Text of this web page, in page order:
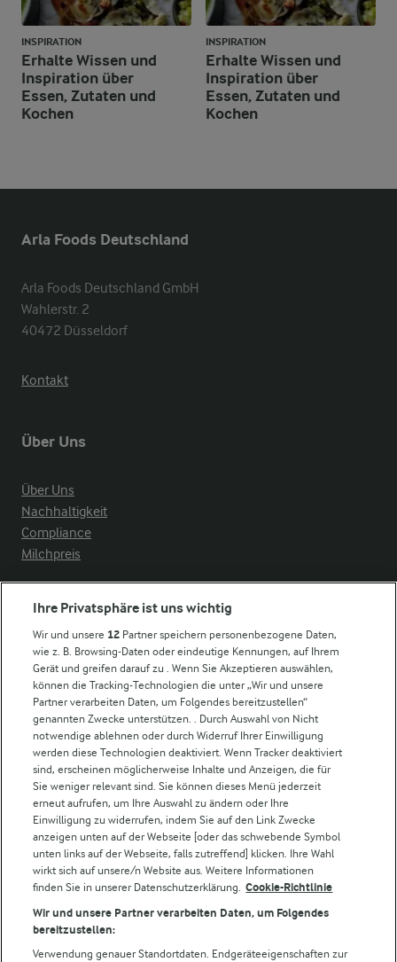
INSPIRATION
Erhalte Wissen und
Inspiration über
Essen, Zutaten und
Kochen
INSPIRATION
Erhalte Wissen und
Inspiration über
Essen, Zutaten und
Kochen
Arla Foods Deutschland
Arla Foods Deutschland GmbH
Wahlerstr. 2
40472 Düsseldorf
Kontakt
Über Uns
Über Uns
Nachhaltigkeit
Compliance
Milchpreis
Weitere Arla Websites
Castello
Lurpak
Arla Pro
Für unsere Landwirt:innen
Folge uns!
Ihre Privatsphäre ist uns wichtig
Wir und unsere 12 Partner speichern personenbezogene Daten,
wie z. B. Browsing-Daten oder eindeutige Kennungen, auf Ihrem
Gerät und greifen darauf zu . Wenn Sie Akzeptieren auswählen,
können die Tracking-Technologien die unter „Wir und unsere
Partner verarbeiten Daten, um Folgendes bereitzustellen“
genannten Zwecke unterstützen. . Durch Auswahl von Nicht
notwendige ablehnen oder durch Widerruf Ihrer Einwilligung
werden diese Technologien deaktiviert. Wenn Tracker deaktiviert
sind, erscheinen möglicherweise Inhalte und Anzeigen, die für
Sie weniger relevant sind. Sie können dieses Menü jederzeit
erneut aufrufen, um Ihre Auswahl zu ändern oder Ihre
Einwilligung zu widerrufen, indem Sie auf den Link Zwecke
anzeigen unten auf der Webseite [oder das schwebende Symbol
unten links auf der Webseite, falls zutreffend] klicken. Ihre Wahl
wirkt sich auf unsere/n Website aus. Weitere Informationen
finden Sie in unserer Datenschutzerklärung. Cookie-Richtlinie
Wir und unsere Partner verarbeiten Daten, um Folgendes
bereitzustellen:
Verwendung genauer Standortdaten. Endgeräteeigenschaften zur